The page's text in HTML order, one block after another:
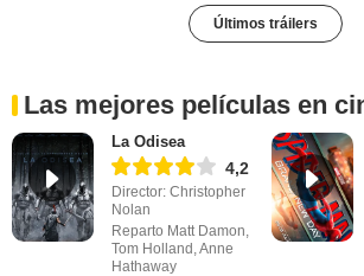
Últimos tráilers
Las mejores películas en
La Odisea
4,2
Director: Christopher
Nolan
Reparto Matt Damon,
Tom Holland, Anne
Hathaway